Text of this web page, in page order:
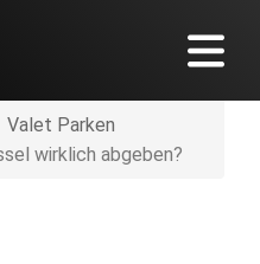
Valet Parken
wirklich abgeben?